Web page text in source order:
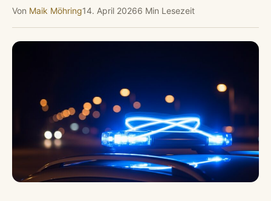
Von Maik Möhring14. April 20266 Min Lesezeit